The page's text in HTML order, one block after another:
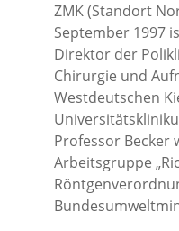
ZMK (Standort
September 1997
Direktor der
Chirurgie und
Westdeutschen
Professor Becker
Arbeitsgruppe